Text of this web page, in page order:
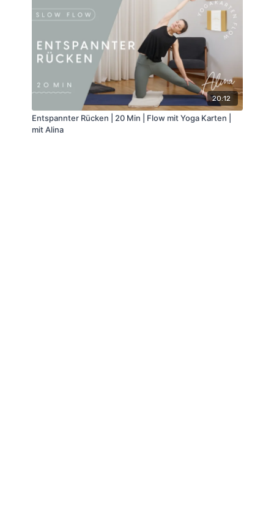
20:12
Entspannter Rücken | 20 Min | Flow mit Yoga Karten |
mit Alina